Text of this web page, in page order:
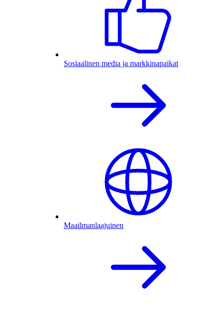
Sosiaalinen media ja markkinapaikat
Maailmanlaajuinen